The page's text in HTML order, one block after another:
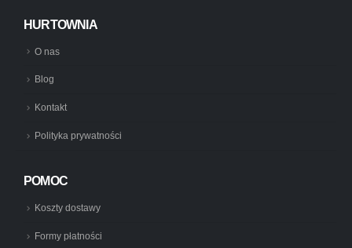
HURTOWNIA
O nas
Blog
Kontakt
Polityka prywatności
POMOC
Koszty dostawy
Formy płatności